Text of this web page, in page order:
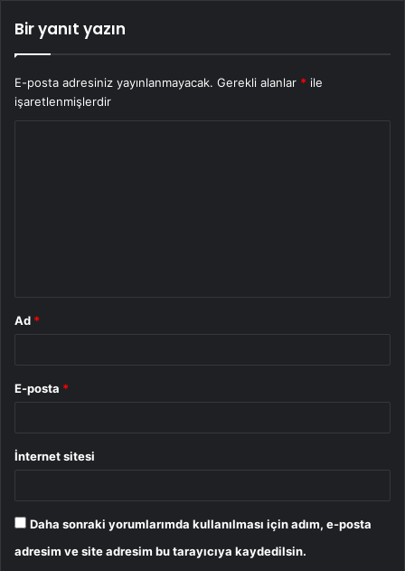
Bir yanıt yazın
E-posta adresiniz yayınlanmayacak. Gerekli alanlar * ile
işaretlenmişlerdir
Ad *
E-posta *
İnternet sitesi
Daha sonraki yorumlarımda kullanılması için adım, e-posta
adresim ve site adresim bu tarayıcıya kaydedilsin.